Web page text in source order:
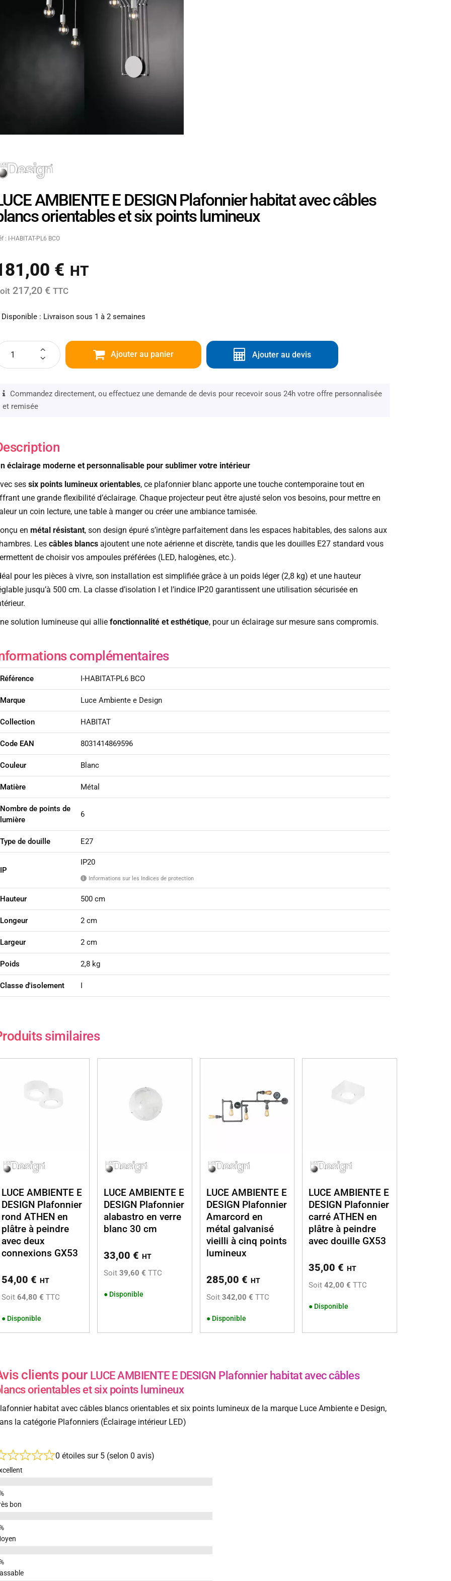
AMBIENTE E DESIGN Plafonnier habitat avec câbles
orientables et six points lumineux
: I-HABITAT-PL6 BCO
€ HT
217,20 € TTC
: Livraison sous 1 à 2 semaines
Ajouter au panier Ajouter au devis
Commandez directement, ou effectuez une demande de devis pour recevoir sous 24h votre offre personnalisée
et remisée
éclairage moderne et personnalisable pour sublimer votre intérieur
ses six points lumineux orientables, ce plafonnier blanc apporte une touche contemporaine tout en
une grande flexibilité d’éclairage. Chaque projecteur peut être ajusté selon vos besoins, pour mettre en
un coin lecture, une table à manger ou créer une ambiance tamisée.
en métal résistant, son design épuré s’intègre parfaitement dans les espaces habitables, des salons aux
Les câbles blancsajoutent une note aérienne et discrète, tandis que les douilles E27 standard vous
de choisir vos ampoules préférées (LED, halogènes, etc.).
pour les pièces à vivre, son installation est simplifiée grâce à un poids léger (2,8 kg) et une hauteur
jusqu’à 500 cm. La classe d’isolation I et l’indice IP20 garantissent une utilisation sécurisée en
solution lumineuse qui allie fonctionnalité et esthétique, pour un éclairage sur mesure sans compromis.
complémentaires
Référence I-HABITAT-PL6 BCO
Marque Luce Ambiente e Design
Collection HABITAT
Code EAN 8031414869596
Couleur Blanc
Matière Métal
Nombre de points de
lumière
6
Type de douille E27
IP
IP20
i Informations sur les Indices de protection
Hauteur 500 cm
Longeur 2 cm
Largeur 2 cm
Poids 2,8 kg
Classe d'isolement I
similaires
LUCE AMBIENTE E
DESIGN Plafonnier
rond ATHEN en
plâtre à peindre
avec deux
connexions GX53
54,00 € HT
Soit 64,80 € TTC
● Disponible
LUCE AMBIENTE E
DESIGN Plafonnier
alabastro en verre
blanc 30 cm
33,00€ HT
Soit39,60 € TTC
● Disponible
LUCE AMBIENTE E
DESIGN Plafonnier
Amarcord en
métal galvanisé
vieilli à cinq points
lumineux
285,00 € HT
Soit 342,00 € TTC
● Disponible
LUCE AMBIENTE E
DESIGN Plafonnier
carré ATHEN en
plâtre à peindre
avec douille GX53
35,00€ HT
Soit42,00 € TTC
● Disponible
clients pour LUCE AMBIENTE E DESIGN Plafonnier habitat avec câbles
orientables et six points lumineux
habitat avec câbles blancs orientables et six points lumineux de la marque Luce Ambiente e Design,
la catégorie Plafonniers (Éclairage intérieur LED)
0 étoiles sur 5 (selon 0 avis)
bon